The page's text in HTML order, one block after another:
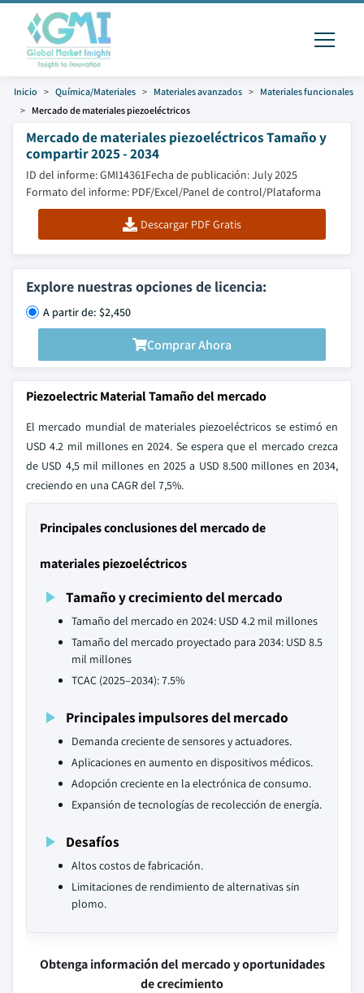
Inicio Química/Materiales Materiales avanzados
Materiales funcionales
Mercado de materiales piezoeléctricos
Mercado de materiales piezoeléctricos Tamaño y
compartir 2025 - 2034
ID del informe: GMI14361Fecha de publicación: July 2025
Formato del informe: PDF/Excel/Panel de control/Plataforma
Descargar PDF Gratis
Explore nuestras opciones de licencia:
A partir de: $2,450
Comprar Ahora
Piezoelectric Material Tamaño del mercado
El mercado mundial de materiales piezoeléctricos se estimó en
USD 4.2 mil millones en 2024. Se espera que el mercado crezca
de USD 4,5 mil millones en 2025 a USD 8.500 millones en 2034,
creciendo en una CAGR del 7,5%.
Principales conclusiones del mercado de
materiales piezoeléctricos
Tamaño y crecimiento del mercado
Tamaño del mercado en 2024: USD 4.2 mil millones
Tamaño del mercado proyectado para 2034: USD 8.5
mil millones
TCAC (2025–2034): 7.5%
Principales impulsores del mercado
Demanda creciente de sensores y actuadores.
Aplicaciones en aumento en dispositivos médicos.
Adopción creciente en la electrónica de consumo.
Expansión de tecnologías de recolección de energía.
Desafíos
Altos costos de fabricación.
Limitaciones de rendimiento de alternativas sin
plomo.
Obtenga información del mercado y oportunidades
de crecimiento